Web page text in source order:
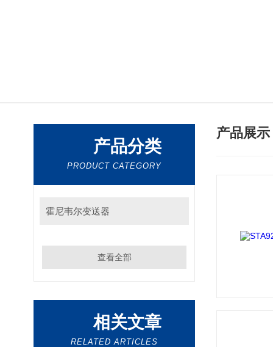
产品分类
PRODUCT CATEGORY
霍尼韦尔变送器
查看全部
相关文章
RELATED ARTICLES
产品展示